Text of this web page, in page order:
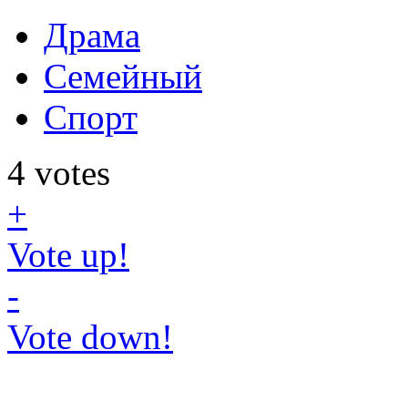
Драма
Семейный
Спорт
4 votes
+
Vote up!
-
Vote down!